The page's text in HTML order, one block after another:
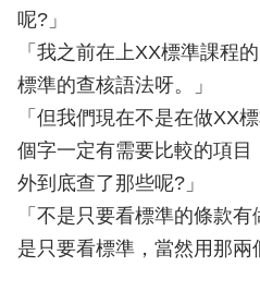
呢?」
「我之前在上XX標準課程
標準的查核語法呀。」
「但我們現在不是在做XX
個字一定有需要比較的項目
外到底查了那些呢?」
「不是只要看標準的條款
是只要看標準，當然用那兩